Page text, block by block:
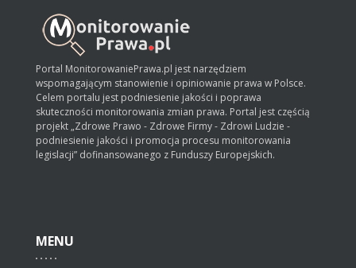
Portal MonitorowaniePrawa.pl jest narzędziem
wspomagającym stanowienie i opiniowanie prawa w Polsce.
Celem portalu jest podniesienie jakości i poprawa
skuteczności monitorowania zmian prawa. Portal jest częścią
projekt „Zdrowe Prawo - Zdrowe Firmy - Zdrowi Ludzie -
podniesienie jakości i promocja procesu monitorowania
legislacji” dofinansowanego z Funduszy Europejskich.
MENU